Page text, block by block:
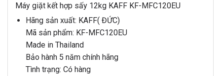
Máy giặt kết hợp sấy 12kg KAFF KF-MFC120EU
Hãng sản xuất: KAFF( ĐỨC)
Mã sản phẩm: KF-MFC120EU
Made in Thailand
Bảo hành 5 năm chính hãng
Tình trạng: Có hàng